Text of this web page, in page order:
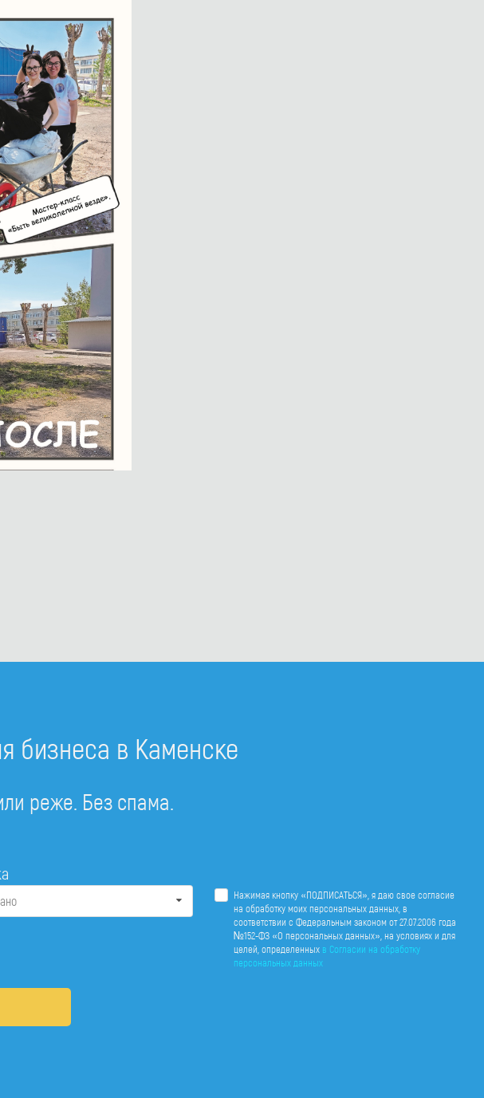
бизнеса в Каменске
реже. Без спама.
Нажимая кнопку «ПОДПИСАТЬСЯ», я даю свое согласие
на обработку моих персональных данных, в
соответствии с Федеральным законом от 27.07.2006 года
№152-ФЗ «О персональных данных», на условиях и для
целей, определенных в Согласии на обработку
персональных данных